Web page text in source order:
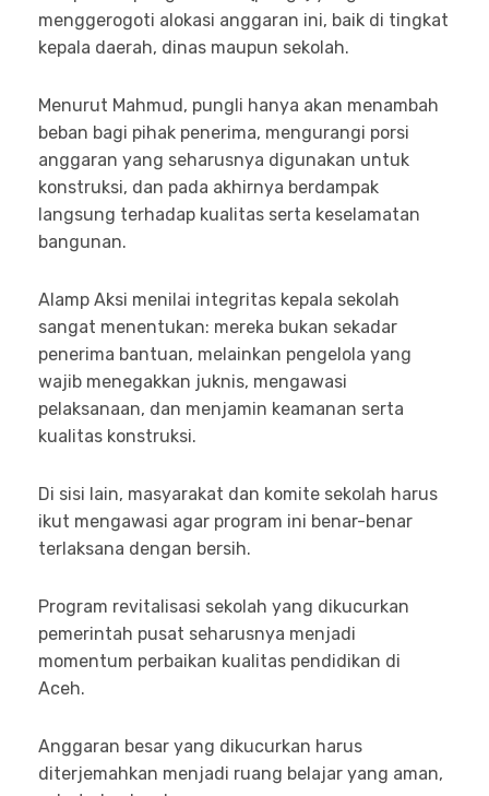
menggerogoti alokasi anggaran ini, baik di tingkat
kepala daerah, dinas maupun sekolah.
Menurut Mahmud, pungli hanya akan menambah
beban bagi pihak penerima, mengurangi porsi
anggaran yang seharusnya digunakan untuk
konstruksi, dan pada akhirnya berdampak
langsung terhadap kualitas serta keselamatan
bangunan.
Alamp Aksi menilai integritas kepala sekolah
sangat menentukan: mereka bukan sekadar
penerima bantuan, melainkan pengelola yang
wajib menegakkan juknis, mengawasi
pelaksanaan, dan menjamin keamanan serta
kualitas konstruksi.
Di sisi lain, masyarakat dan komite sekolah harus
ikut mengawasi agar program ini benar-benar
terlaksana dengan bersih.
Program revitalisasi sekolah yang dikucurkan
pemerintah pusat seharusnya menjadi
momentum perbaikan kualitas pendidikan di
Aceh.
Anggaran besar yang dikucurkan harus
diterjemahkan menjadi ruang belajar yang aman,